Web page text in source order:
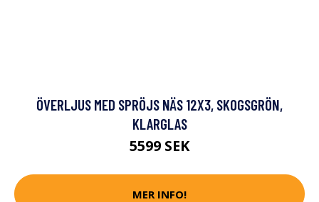
ÖVERLJUS MED SPRÖJS NÄS 12X3, SKOGSGRÖN,
KLARGLAS
5599 SEK
MER INFO!